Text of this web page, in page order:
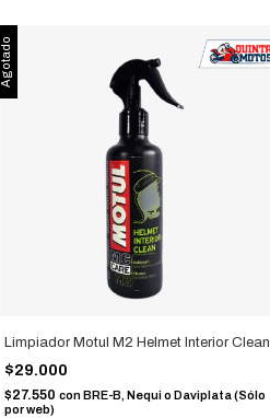
Agotado
Limpiador Motul M2 Helmet Interior Clean
$29.000
$27.550 conBRE-B, Nequi o Daviplata (Sólo
por web)